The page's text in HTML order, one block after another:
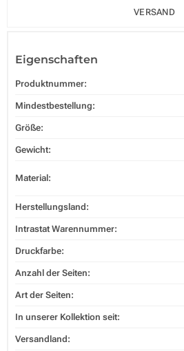
VERSAND
Eigenschaften
Produktnummer:
Mindestbestellung:
Größe:
Gewicht:
Material:
Herstellungsland:
Intrastat Warennummer:
Druckfarbe:
Anzahl der Seiten:
Art der Seiten:
In unserer Kollektion seit:
Versandland: